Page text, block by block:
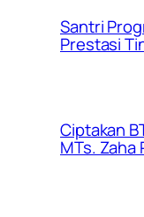
Santri
Prestasi
Ciptakan
MTs. Zaha